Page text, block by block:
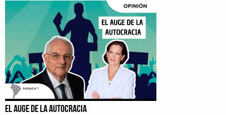
EL AUGE DE LA AUTOCRACIA